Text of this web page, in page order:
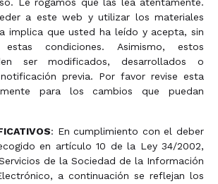
a este web y utilizar los materiales
implica que usted ha leído y acepta, sin
condiciones. Asimismo, estos
ser modificados, desarrollados o
previa. Por favor revise esta
para los cambios que puedan
: En cumplimiento con el deber
en artículo 10 de la Ley 34/2002,
de la Sociedad de la Información
a continuación se reflejan los